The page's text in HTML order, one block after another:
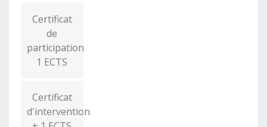
Certificat
de
participation
1 ECTS
Certificat
d'intervention